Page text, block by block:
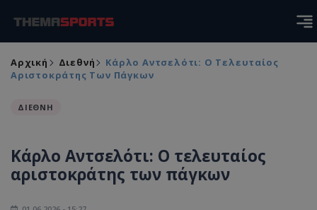
Αρχική Διεθνή
Κάρλο Αντσελότι: Ο Τελευταίος
Αριστοκράτης Των Πάγκων
ΔΙΕΘΝΗ
Κάρλο Αντσελότι: Ο τελευταίος
αριστοκράτης των πάγκων